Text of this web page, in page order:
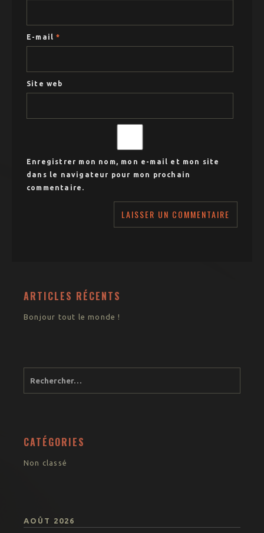
E-mail*
Site web
Enregistrer mon nom, mon e-mail et mon site
dans le navigateur pour mon prochain
commentaire.
ARTICLES RÉCENTS
Bonjour tout le monde !
CATÉGORIES
Non classé
AOÛT 2026